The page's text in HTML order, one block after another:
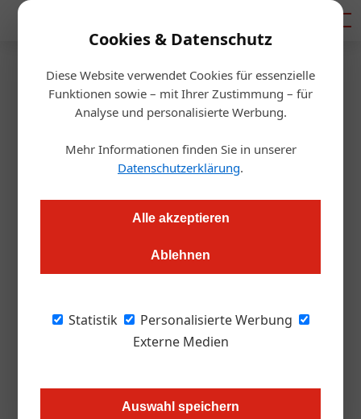
Cookies & Datenschutz
Diese Website verwendet Cookies für essenzielle
Funktionen sowie – mit Ihrer Zustimmung – für
Analyse und personalisierte Werbung.
Mehr Informationen finden Sie in unserer
Datenschutzerklärung.
Alle akzeptieren
Ablehnen
Statistik
Personalisierte Werbung
Externe Medien
Auswahl speichern
Artikel von MMag. Roman
Gietler
MMag. Roman Gietler